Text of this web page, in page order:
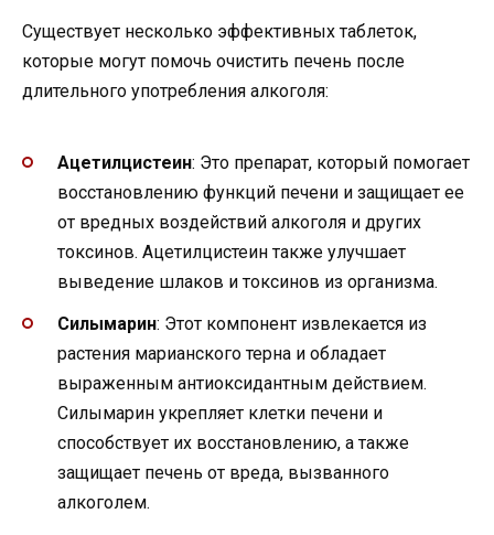
Существует несколько эффективных таблеток,
которые могут помочь очистить печень после
длительного употребления алкоголя:
Ацетилцистеин: Это препарат, который помогает
восстановлению функций печени и защищает ее
от вредных воздействий алкоголя и других
токсинов. Ацетилцистеин также улучшает
выведение шлаков и токсинов из организма.
Силымарин: Этот компонент извлекается из
растения марианского терна и обладает
выраженным антиоксидантным действием.
Силымарин укрепляет клетки печени и
способствует их восстановлению, а также
защищает печень от вреда, вызванного
алкоголем.